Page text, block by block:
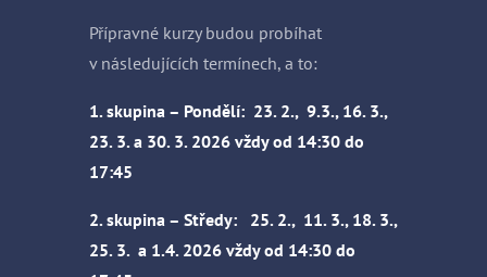
Přípravné kurzy budou probíhat
v následujících termínech, a to:
1. skupina – Pondělí: 23. 2., 9.3., 16. 3.,
23. 3. a 30. 3. 2026 vždy od 14:30 do
17:45
2. skupina – Středy: 25. 2., 11. 3., 18. 3.,
25. 3. a 1.4. 2026 vždy od 14:30 do